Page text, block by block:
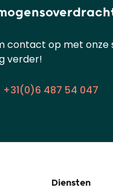
contact op met onze
verder!
+31(0)6 487 54 047
Diensten